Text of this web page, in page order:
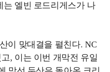
는 엘빈 로드리게스가 나
이 맞대결을 펼친다. NC
, 이는 이번 개막전 유일